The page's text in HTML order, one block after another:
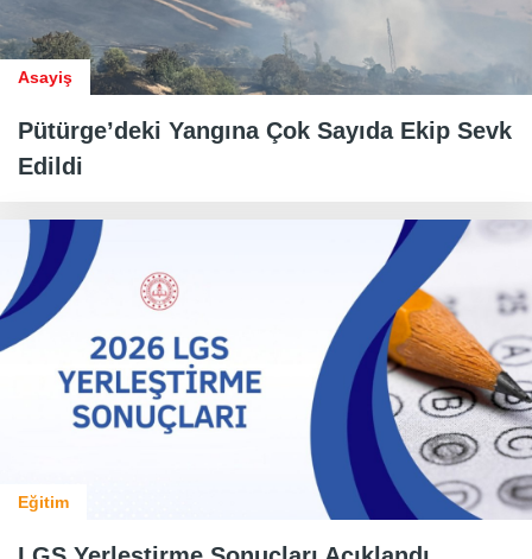
Asayiş
Pütürge’deki Yangına Çok Sayıda Ekip Sevk
Edildi
Eğitim